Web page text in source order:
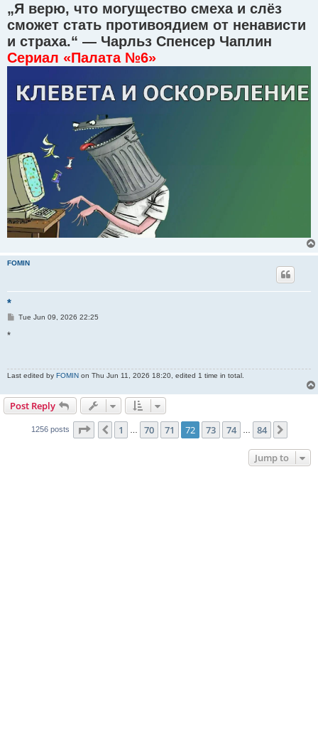
s
t
„Я верю, что могущество смеха и слёз
сможет стать противоядием от ненависти
и страха.“ — Чарльз Спенсер Чаплин
Сериал «Палата №6»
FOMIN
*
PTue Jun 09, 2026 22:25
*
Last edited by FOMIN on Thu Jun 11, 2026 18:20, edited 1 time in total.
Post Reply
1256 posts Page 72 of 84
Previous
1 70 71 72 73 74 84
Jump to